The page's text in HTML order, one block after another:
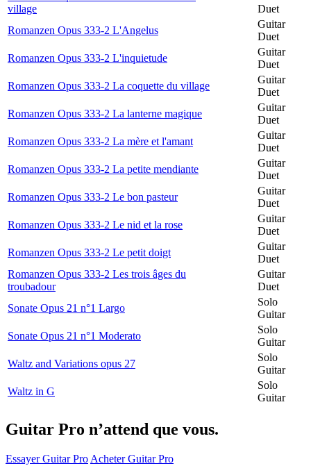
village
Duet
Romanzen Opus 333-2 L'Angelus
Guitar
Duet
Romanzen Opus 333-2 L'inquietude
Guitar
Duet
Romanzen Opus 333-2 La coquette du village
Guitar
Duet
Romanzen Opus 333-2 La lanterne magique
Guitar
Duet
Romanzen Opus 333-2 La mère et l'amant
Guitar
Duet
Romanzen Opus 333-2 La petite mendiante
Guitar
Duet
Romanzen Opus 333-2 Le bon pasteur
Guitar
Duet
Romanzen Opus 333-2 Le nid et la rose
Guitar
Duet
Romanzen Opus 333-2 Le petit doigt
Guitar
Duet
Romanzen Opus 333-2 Les trois âges du
troubadour
Guitar
Duet
Sonate Opus 21 n°1 Largo
Solo
Guitar
Sonate Opus 21 n°1 Moderato
Solo
Guitar
Waltz and Variations opus 27
Solo
Guitar
Waltz in G
Solo
Guitar
Guitar Pro n’attend que vous.
Essayer Guitar Pro Acheter Guitar Pro